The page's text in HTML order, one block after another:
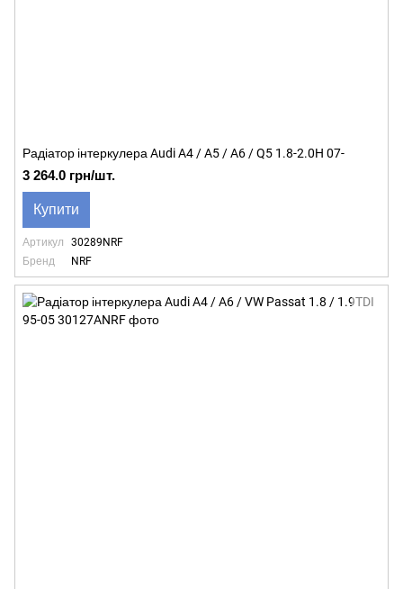
Радіатор інтеркулера Audi A4 / A5 / A6 / Q5 1.8-2.0H 07-
3 264.0 грн/шт.
Купити
Артикул
30289NRF
Бренд
NRF